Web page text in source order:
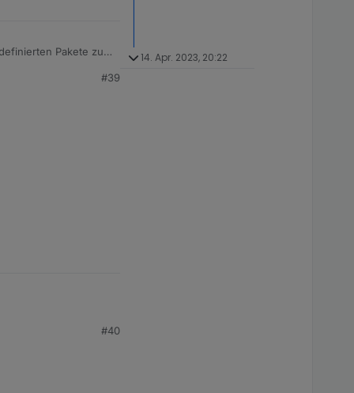
Pakete zu
restarted?
#39
#40
14. Apr. 2023, 20:22